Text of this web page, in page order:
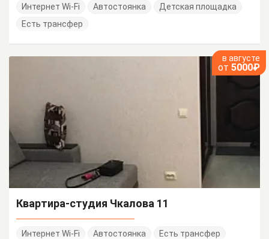
Интернет Wi-Fi Автостоянка
Детская площадка
Есть трансфер
в августе
от 5000₽
Квартира-студия Чкалова 11
Интернет Wi-Fi Автостоянка Есть трансфер